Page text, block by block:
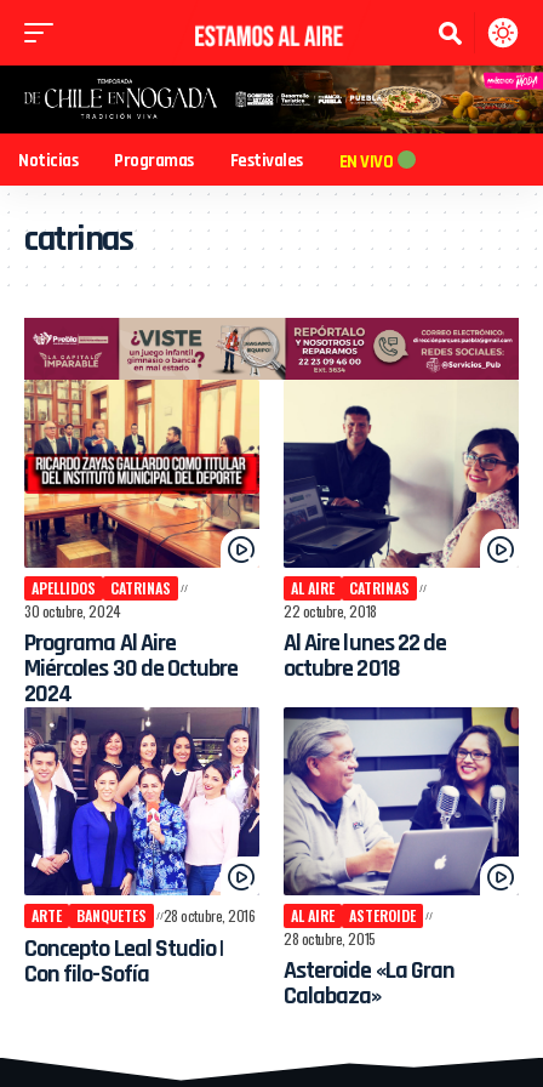
Noticias Programas Festivales EN VIVO
catrinas
APELLIDOS
CATRINAS
30 octubre, 2024
Programa Al Aire
Miércoles 30 de Octubre
2024
AL AIRE
CATRINAS
22 octubre, 2018
Al Aire lunes 22 de
octubre 2018
ARTE BANQUETES 28 octubre, 2016
Concepto Leal Studio |
Con filo-Sofía
AL AIRE
ASTEROIDE
28 octubre, 2015
Asteroide «La Gran
Calabaza»